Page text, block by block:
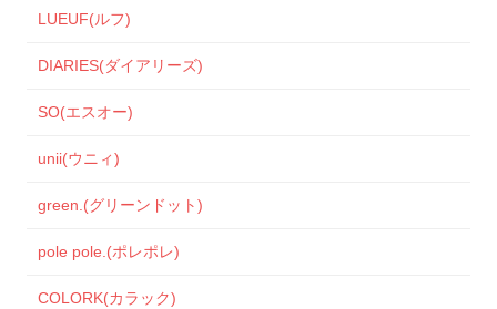
LUEUF(ルフ)
DIARIES(ダイアリーズ)
SO(エスオー)
unii(ウニィ)
green.(グリーンドット)
pole pole.(ポレポレ)
COLORK(カラック)